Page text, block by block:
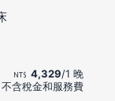
4,329/1 晚
不含稅金和服務費